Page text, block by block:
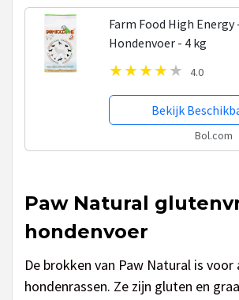
Farm Food High
Hondenvoer - 4 kg
4.0
Bekijk
Bol.com
Paw Natural
hondenvoer
De brokken van Paw Natural is voor
hondenrassen. Ze zijn gluten en